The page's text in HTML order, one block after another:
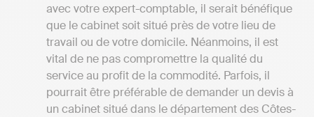
avec votre expert-comptable, il serait bénéfique
que le cabinet soit situé près de votre lieu de
travail ou de votre domicile. Néanmoins, il est
vital de ne pas compromettre la qualité du
service au profit de la commodité. Parfois, il
pourrait être préférable de demander un devis à
un cabinet situé dans le département des Côtes-